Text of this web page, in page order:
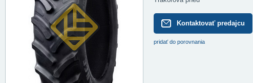
Kontaktovať predajcu
pridať do porovnania